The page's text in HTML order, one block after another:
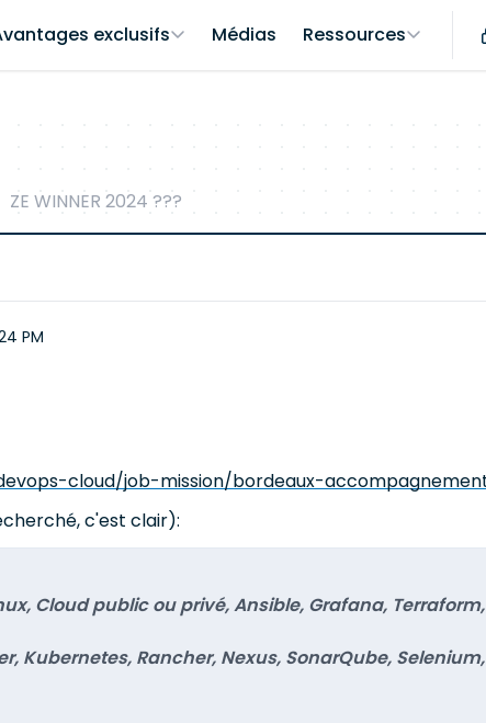
exclusifs Médias Ressources
ZE WINNER 2024 ???
PM
cloud/job-mission/bordeaux-
c'est clair):
Cloud public ou privé, Ansible, Grafana,
Kubernetes, Rancher, Nexus, SonarQube,